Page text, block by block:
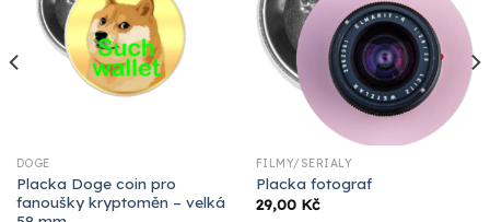
DOGE
Placka Doge coin pro
fanoušky kryptoměn – velká
FILMY/SERIÁLY
Placka fotograf
29,00 Kč